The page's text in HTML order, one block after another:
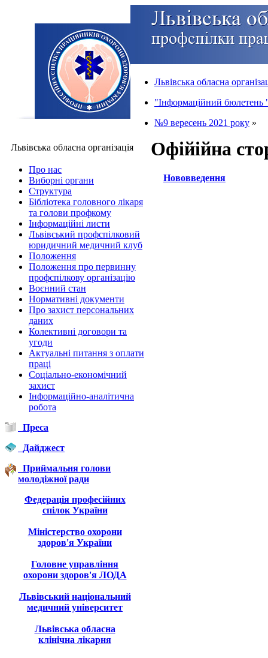
Львівська обласна
"Інформаційний бюлетень
№9 вересень 2021 року »
Львівська обласна організація
Про нас
Виборні органи
Структура
Бібліотека головного лікаря
та голови профкому
Інформаційні листи
Львівський профспілковий
юридичний медичний клуб
Положення
Положення про первинну
профспілкову організацію
Воєнний стан
Нормативні документи
Про захист персональних
даних
Колективні договори та
угоди
Актуальні питання з оплати
праці
Соціально-економічний
захист
Інформаційно-аналітична
робота
Преса
Дайджест
Приймальня голови
молодіжної ради
Федерація професійних
спілок України
Міністерство охорони
здоров'я України
Головне управління
охорони здоров'я ЛОДА
Львівський національний
медичний університет
Львівська обласна
клінічна лікарня
Офійійна
Нововведення